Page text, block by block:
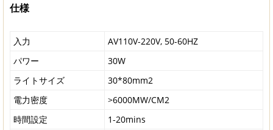
仕様
入力
AV110V-220V, 50-60HZ
パワー
30W
ライトサイズ
30*80mm2
電力密度
>6000MW/CM2
時間設定
1-20mins